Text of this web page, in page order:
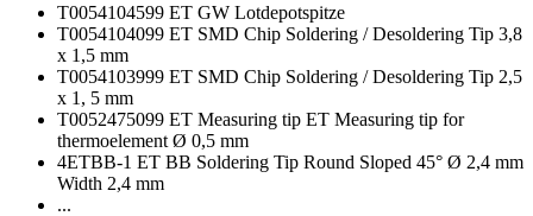
T0054104599 ET GW Lotdepotspitze
T0054104099 ET SMD Chip Soldering / Desoldering Tip 3,8
x 1,5 mm
T0054103999 ET SMD Chip Soldering / Desoldering Tip 2,5
x 1, 5 mm
T0052475099 ET Measuring tip ET Measuring tip for
thermoelement Ø 0,5 mm
4ETBB-1 ET BB Soldering Tip Round Sloped 45° Ø 2,4 mm
Width 2,4 mm
...